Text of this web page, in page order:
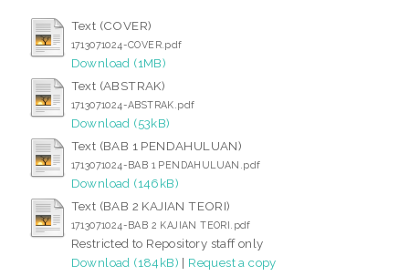
Text (COVER)
1713071024-COVER.pdf
Download (1MB)
Text (ABSTRAK)
1713071024-ABSTRAK.pdf
Download (53kB)
Text (BAB 1 PENDAHULUAN)
1713071024-BAB 1 PENDAHULUAN.pdf
Download (146kB)
Text (BAB 2 KAJIAN TEORI)
1713071024-BAB 2 KAJIAN TEORI.pdf
Restricted to Repository staff only
Download (184kB) | Request a copy